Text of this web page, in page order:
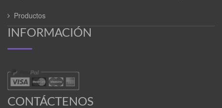
Productos
INFORMACIÓN
CONTÁCTENOS